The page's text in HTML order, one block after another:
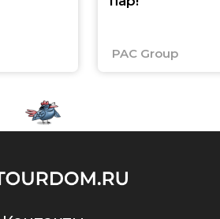
PAC Group